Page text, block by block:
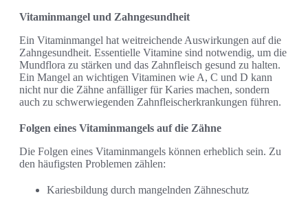
Vitaminmangel und Zahngesundheit
Ein Vitaminmangel hat weitreichende Auswirkungen auf die
Zahngesundheit. Essentielle Vitamine sind notwendig, um die
Mundflora zu stärken und das Zahnfleisch gesund zu halten.
Ein Mangel an wichtigen Vitaminen wie A, C und D kann
nicht nur die Zähne anfälliger für Karies machen, sondern
auch zu schwerwiegenden Zahnfleischerkrankungen führen.
Folgen eines Vitaminmangels auf die Zähne
Die Folgen eines Vitaminmangels können erheblich sein. Zu
den häufigsten Problemen zählen:
Kariesbildung durch mangelnden Zähneschutz